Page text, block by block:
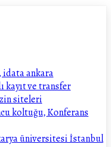
idata ankara
kayıt ve transfer
siteleri
koltuğu, Konferans
üniversitesi İstanbul